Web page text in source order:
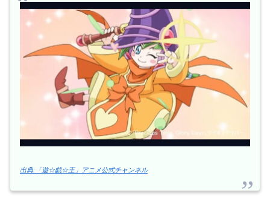
出典:「遊☆戯☆王」アニメ公式チャンネル